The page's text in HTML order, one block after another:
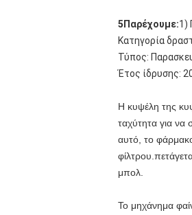
5Παρέχουμε:1)
Κατηγορία
Τύπος:
Έτος ίδρυσης:
Η κυψέλη της
ταχύτητα για
αυτό, το
μπολ.
Το μηχάνημα